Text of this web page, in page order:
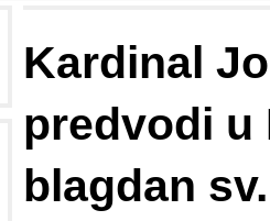
Kardinal
predvodi u
blagdan